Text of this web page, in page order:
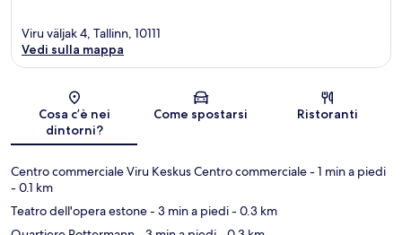
Mappa
Viru väljak 4, Tallinn, 10111
Vedi sulla mappa
Cosa c’è nei
dintorni?
Come spostarsi Ristoranti
Centro commerciale Viru Keskus Centro commerciale- 1 min a piedi
- 0.1 km
Teatro dell'opera estone- 3 min a piedi- 0.3 km